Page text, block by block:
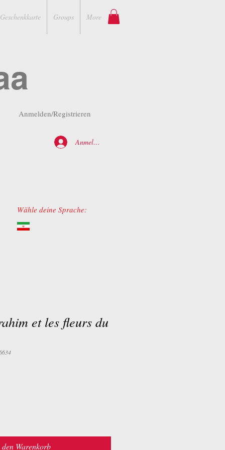
Geschenkkarte Groups More
Anmelden/Registrieren
Anmelden
Wähle deine Sprache:
et les fleurs du
den Warenkorb